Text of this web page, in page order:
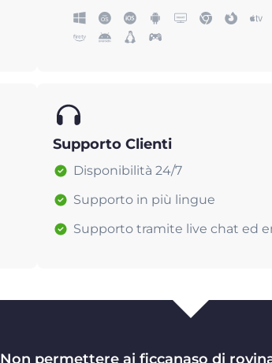
Supporto Clienti
Disponibilità 24/7
Supporto in più lingue
Supporto tramite live chat ed
Non permettere ai ficcanaso di